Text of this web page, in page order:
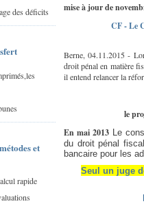
des déficits
et
rapide
mise à jour de
CF - Le
Berne, 04.11.2015 -
droit pénal en matière
il entend relancer la
le
En mai 2013 Le
du droit pénal
bancaire pour les
Seul un juge